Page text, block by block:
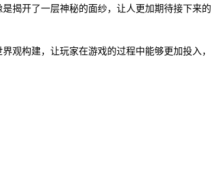
揭开了一层神秘的面纱，让人更加期待接下来的
观构建，让玩家在游戏的过程中能够更加投入，